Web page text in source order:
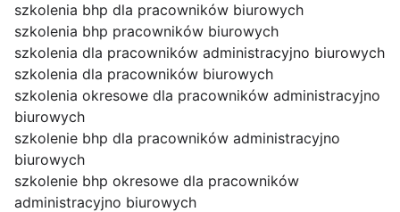
szkolenia bhp dla pracowników biurowych
szkolenia bhp pracowników biurowych
szkolenia dla pracowników administracyjno biurowych
szkolenia dla pracowników biurowych
szkolenia okresowe dla pracowników administracyjno
biurowych
szkolenie bhp dla pracowników administracyjno
biurowych
szkolenie bhp okresowe dla pracowników
administracyjno biurowych